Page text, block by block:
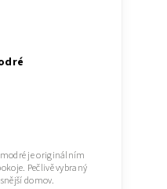
je originálním
Pečlivě vybraný
domov.